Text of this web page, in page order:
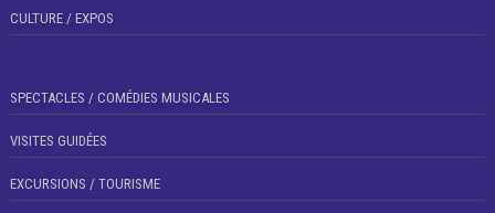
CULTURE / EXPOS
SPECTACLES / COMÉDIES MUSICALES
VISITES GUIDÉES
EXCURSIONS / TOURISME